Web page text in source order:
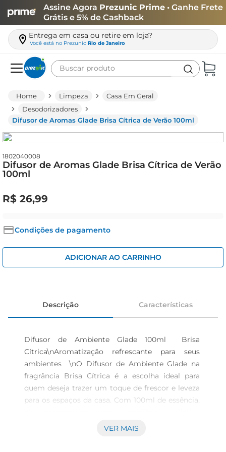
Assine Agora Prezunic Prime • Ganhe Frete
Grátis e 5% de Cashback
Entrega em casa ou retire em loja?
Você está no Prezunic Rio de Janeiro
Buscar produto
Limpeza
Casa Em Geral
Desodorizadores
Difusor de Aromas Glade Brisa Cítrica de Verão 100ml
1802040008
Difusor de Aromas Glade Brisa Cítrica de Verão
100ml
R$ 26,99
Condições de pagamento
ADICIONAR AO CARRINHO
Descrição Características
Difusor de Ambiente Glade 100ml  Brisa
Cítrica\nAromatização refrescante para seus
ambientes  \nO Difusor de Ambiente Glade na
fragrância Brisa Cítrica é a escolha ideal para
quem deseja trazer um toque de frescor e leveza
para os espaços da casa. Com 100ml de essência,
agradável, transformando qualquer ambiente em
VER MAIS
leite
queijo
arroz
cerveja
papel higiênico